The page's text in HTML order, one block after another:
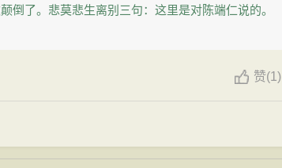
倒了。悲莫悲生离别三句：这里是对陈端仁说的。
赞(1)